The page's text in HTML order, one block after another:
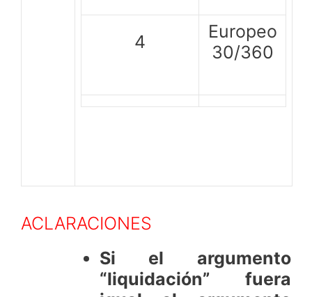
4
Europeo
30/360
ACLARACIONES
Si el argumento
“liquidación” fuera